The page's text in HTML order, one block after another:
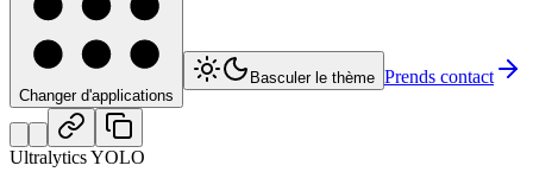
Changer d'applications
Basculer le thème Prends contact
Ultralytics YOLO